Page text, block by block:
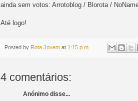
ainda sem votos: Arrotoblog / Blorota /
Até logo!
Posted by Rota Jovem at 1:15 p.m.
4 comentários:
Anónimo disse...